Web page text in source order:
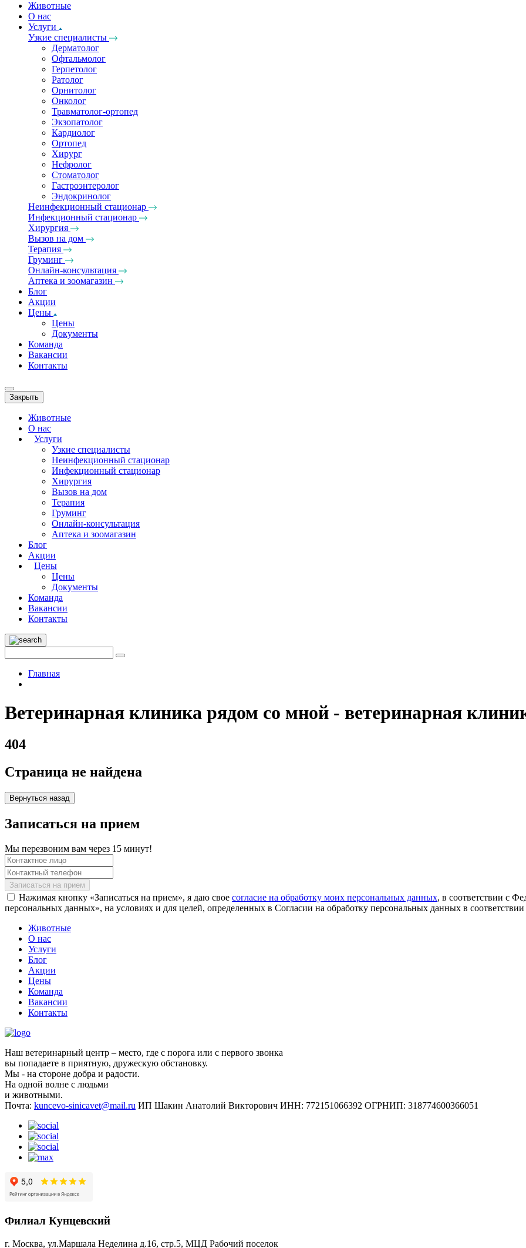
Животные
О нас
Услуги
Узкие специалисты
Дерматолог
Офтальмолог
Герпетолог
Ратолог
Орнитолог
Онколог
Травматолог-ортопед
Экзопатолог
Кардиолог
Ортопед
Хирург
Нефролог
Стоматолог
Гастроэнтеролог
Эндокринолог
Неинфекционный стационар
Инфекционный стационар
Хирургия
Вызов на дом
Терапия
Груминг
Онлайн-консультация
Аптека и зоомагазин
Блог
Акции
Цены
Цены
Документы
Команда
Вакансии
Контакты
Закрыть
Животные
О нас
Услуги
Узкие специалисты
Неинфекционный стационар
Инфекционный стационар
Хирургия
Вызов на дом
Терапия
Груминг
Онлайн-консультация
Аптека и зоомагазин
Блог
Акции
Цены
Цены
Документы
Команда
Вакансии
Контакты
Главная
Ветеринарная клиника рядом со мной - ветеринарная
404
Страница не найдена
Вернуться назад
Записаться на прием
Мы перезвоним вам через 15 минут!
Нажимая кнопку «Записаться на прием», я даю свое согласие на обработку моих персональных данных, в соответствии с
персональных данных», на условиях и для целей, определенных в Согласии на обработку персональных данных в соответствии
Животные
О нас
Услуги
Блог
Акции
Цены
Команда
Вакансии
Контакты
Наш ветеринарный центр – место, где с порога или с первого звонка
вы попадаете в приятную, дружескую обстановку.
Мы - на стороне добра и радости.
На одной волне с людьми
и животными.
Почта: kuncevo-sinicavet@mail.ru ИП Шакин Анатолий Викторович ИНН: 772151066392 ОГРНИП: 318774600366051
Филиал Кунцевский
г. Москва, ул.Маршала Неделина д.16, стр.5, МЦД Рабочий поселок